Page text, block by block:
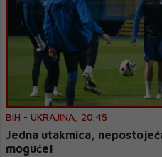
BIH - UKRAJINA, 20.45
Jedna utakmica,
moguće!